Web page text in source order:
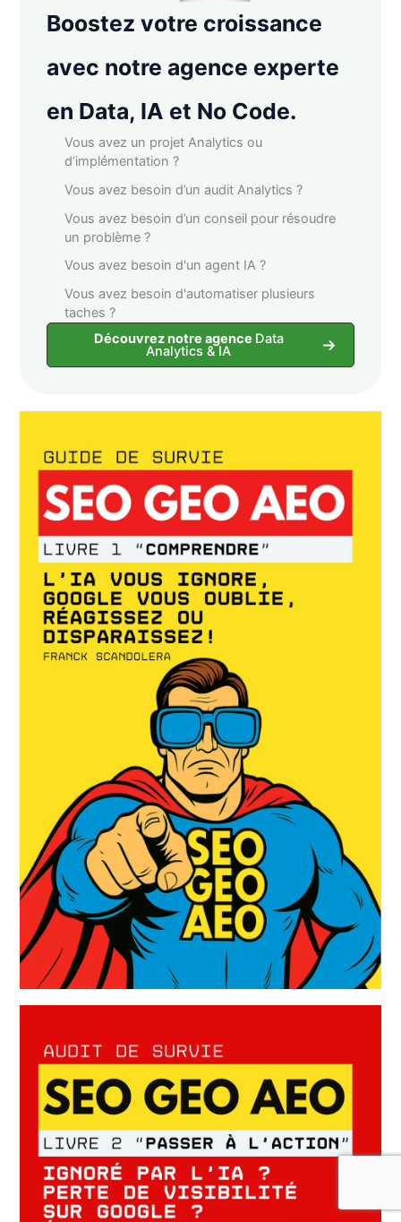
Boostez votre croissance
avec notre agence experte
en Data, IA et No Code.
Vous avez un projet Analytics ou
d’implémentation ?
Vous avez besoin d’un audit Analytics ?
Vous avez besoin d’un conseil pour résoudre
un problème ?
Vous avez besoin d'un agent IA ?
Vous avez besoin d'automatiser plusieurs
taches ?
Découvrez notre agence Data
Analytics & IA